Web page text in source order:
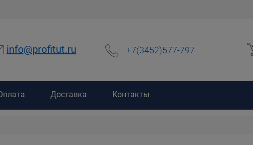
info@profitut.ru +7(3452)577-797
Доставка Контакты